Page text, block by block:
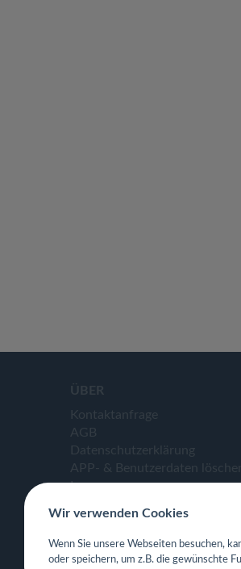
ÜBER
Kontaktanfrage
AGB
Datenschutzerklärung
APP- & Benutzerdaten löschen
Impressum
Wir verwenden Cookies
Wenn Sie unsere Webseiten besuchen,
oder speichern, um z.B. die gewünschte